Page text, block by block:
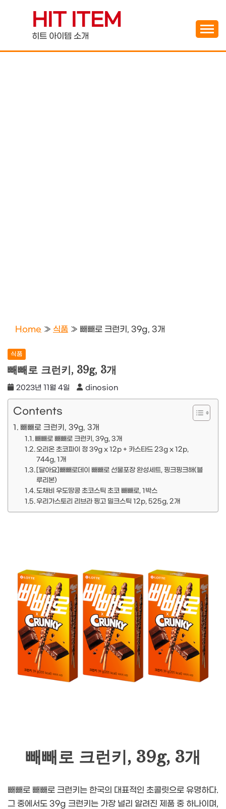
contentHIT ITEM
히트 아이템 소개
Home » 식품 » 빼빼로 크런키, 39g, 3개
식품
빼빼로 크런키, 39g, 3개
2023년 11월 4일 dinosion
Contents
빼빼로 크런키, 39g, 3개
빼빼로 빼빼로 크런키, 39g, 3개
오리온 초코파이 정 39g x 12p + 카스타드 23g x 12p,
744g, 1개
[달아요]빼빼로데이 빼빼로 선물포장 완성세트, 핑크핑크해(블
루리본)
도채비 우도땅콩 초코스틱 초코 빼빼로, 1박스
우리가스토리 리브라 핑고 밀크스틱 12p, 525g, 2개
빼빼로 크런키, 39g, 3개
빼빼로 빼빼로 크런키는 한국의 대표적인 초콜릿으로 유명하다.
그 중에서도 39g 크런키는 가장 널리 알려진 제품 중 하나이며,